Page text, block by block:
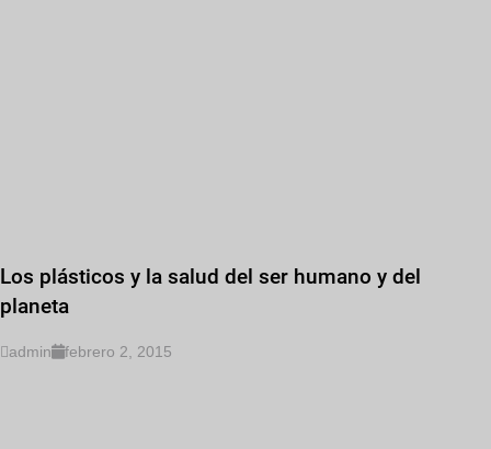
Los plásticos y la salud del ser humano y del
planeta
admin febrero 2, 2015